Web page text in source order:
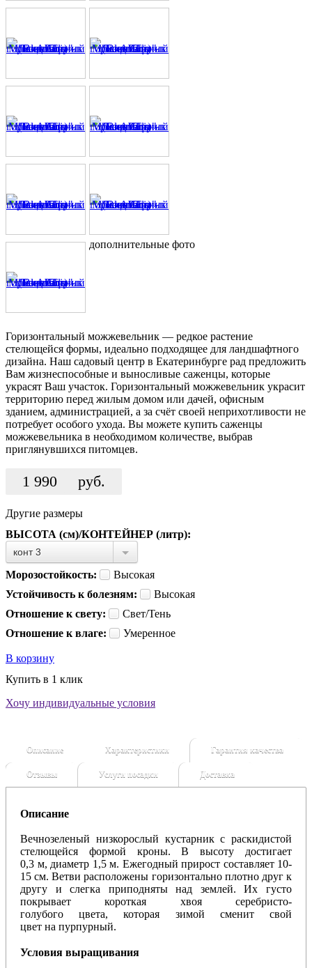
дополнительные фото
Горизонтальный можжевельник — редкое растение
стелющейся формы, идеально подходящее для ландшафтного
дизайна. Наш садовый центр в Екатеринбурге рад предложить
Вам жизнеспособные и выносливые саженцы, которые
украсят Ваш участок. Горизонтальный можжевельник украсит
территорию перед жилым домом или дачей, офисным
зданием, администрацией, а за счёт своей неприхотливости не
потребует особого ухода. Вы можете купить саженцы
можжевельника в необходимом количестве, выбрав
приглянувшихся питомцев.
1 990 руб.
Другие размеры
ВЫСОТА (см)/КОНТЕЙНЕР (литр):
конт 3
Морозостойкость:
Высокая
Устойчивость к болезням:
Высокая
Отношение к свету:
Свет/Тень
Отношение к влаге:
Умеренное
В корзину
Купить в 1 клик
Хочу индивидуальные условия
Описание Характеристики Гарантия качества
Отзывы Услуги посадки Доставка
Описание
Вечнозеленый низкорослый кустарник с раскидистой
стелющейся формой кроны. Ввысоту достигает
0,3 м, диаметр 1,5 м. Ежегодный прирост составляет 10-
15см. Ветви расположены горизонтально плотно друг к
другу и слегка приподняты над землей. Их густо
покрывает короткая хвоясеребристо-
голубогоцвета,которая зимой сменит свой
цвет на пурпурный.
Условия выращивания